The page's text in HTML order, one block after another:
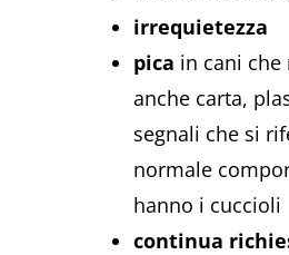
irrequietezza
pica in cani che
anche carta,
segnali che si
normale
hanno i cuccioli
continua